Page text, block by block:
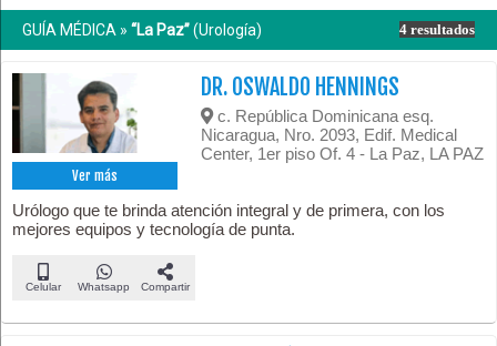
GUÍA MÉDICA » “La Paz”(Urología) 4 resultados
Ver más
DR. OSWALDO HENNINGS
c. República Dominicana esq.
Nicaragua, Nro. 2093, Edif. Medical
Center, 1er piso Of. 4 - La Paz, LA PAZ
Urólogo que te brinda atención integral y de primera, con los
mejores equipos y tecnología de punta.
Celular Whatsapp Compartir